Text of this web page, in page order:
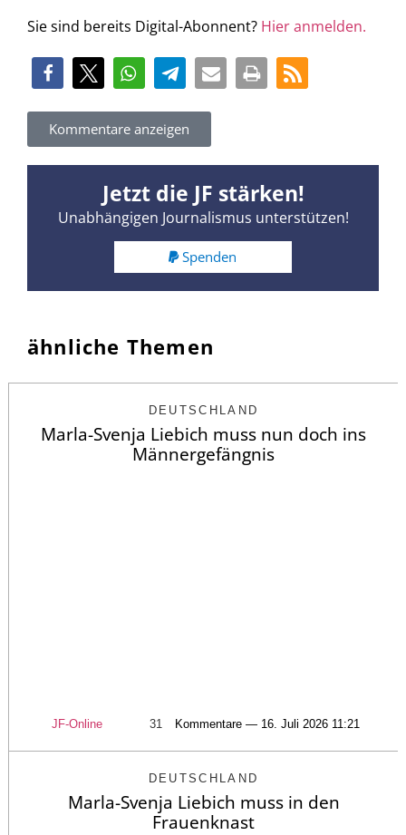
Sie sind bereits Digital-Abonnent? Hier anmelden.
Kommentare anzeigen
Jetzt die JF stärken!
Unabhängigen Journalismus unterstützen!
Spenden
ähnliche Themen
DEUTSCHLAND
Marla-Svenja Liebich muss nun doch ins
Männergefängnis
JF-Online 31 Kommentare — 16. Juli 2026 11:21
DEUTSCHLAND
Marla-Svenja Liebich muss in den
Frauenknast